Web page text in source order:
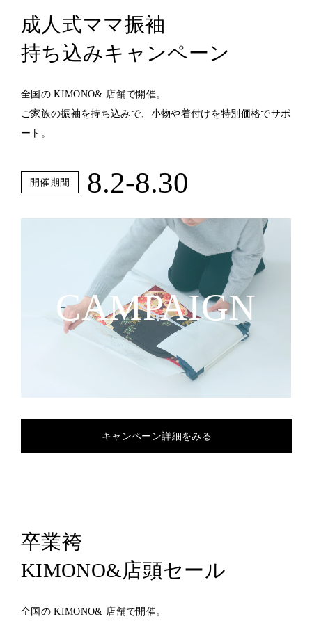
成人式ママ振袖
持ち込みキャンペーン
全国の KIMONO& 店舗で開催。
ご家族の振袖を持ち込みで、小物や着付けを特別価格でサポ
ート。
開催期間 8.2-8.30
CAMPAIGN
キャンペーン詳細をみる
卒業袴
KIMONO&店頭セール
全国の KIMONO& 店舗で開催。